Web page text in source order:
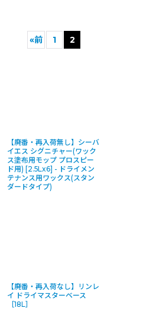
«前 1 2
【廃番・再入荷無し】シーバ
イエス シグニチャー(ワック
ス塗布用モップ プロスピー
ド用) [2.5Lx6] - ドライメン
テナンス用ワックス(スタン
ダードタイプ)
【廃番・再入荷なし】リンレ
イ ドライマスターベース
［18L］